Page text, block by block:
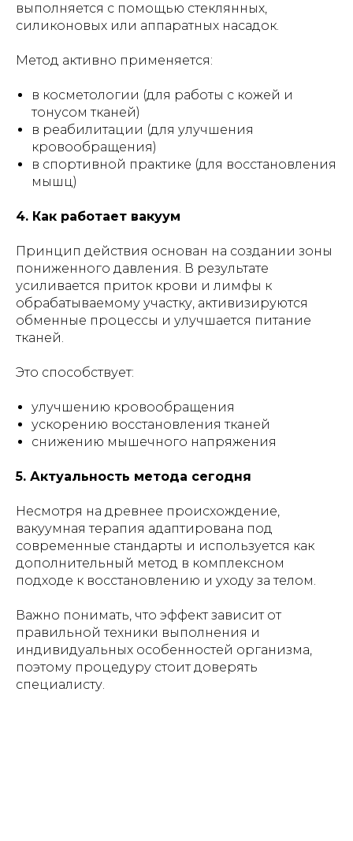
выполняется с помощью стеклянных,
силиконовых или аппаратных насадок.
Метод активно применяется:
в косметологии (для работы с кожей и
тонусом тканей)
в реабилитации (для улучшения
кровообращения)
в спортивной практике (для восстановления
мышц)
4. Как работает вакуум
Принцип действия основан на создании зоны
пониженного давления. В результате
усиливается приток крови и лимфы к
обрабатываемому участку, активизируются
обменные процессы и улучшается питание
тканей.
Это способствует:
улучшению кровообращения
ускорению восстановления тканей
снижению мышечного напряжения
5. Актуальность метода сегодня
Несмотря на древнее происхождение,
вакуумная терапия адаптирована под
современные стандарты и используется как
дополнительный метод в комплексном
подходе к восстановлению и уходу за телом.
Важно понимать, что эффект зависит от
правильной техники выполнения и
индивидуальных особенностей организма,
поэтому процедуру стоит доверять
специалисту.